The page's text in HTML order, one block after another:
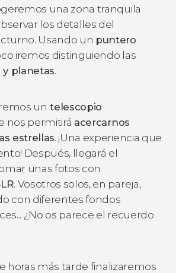
una zona tranquila
los detalles del
Usando un puntero
iremos distinguiendo las
planetas.
un telescopio
nos permitirá acercarnos
estrellas. ¡Una experiencia que
Después, llegará el
unas fotos con
. Vosotros solos, en pareja,
con diferentes fondos
¿No os parece el recuerdo
horas más tarde finalizaremos